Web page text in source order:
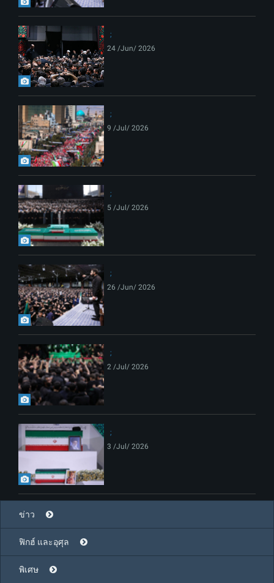
24 /Jun/ 2026
9 /Jul/ 2026
5 /Jul/ 2026
26 /Jun/ 2026
2 /Jul/ 2026
3 /Jul/ 2026
ข่าว
ฟิกฮ์ และอุศุล
พิเศษ